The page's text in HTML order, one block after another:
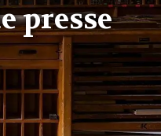
presse